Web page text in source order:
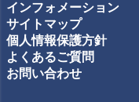
インフォメーション
サイトマップ
個人情報保護方針
よくあるご質問
お問い合わせ